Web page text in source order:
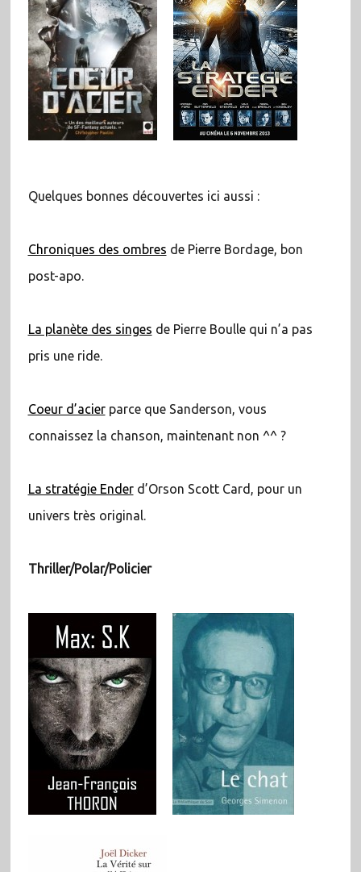
Quelques bonnes découvertes ici aussi :
Chroniques des ombres de Pierre Bordage, bon
post-apo.
La planète des singes de Pierre Boulle qui n’a pas
pris une ride.
Coeur d’acierparce que Sanderson, vous
connaissez la chanson, maintenant non ^^ ?
La stratégie Enderd’Orson Scott Card, pour un
univers très original.
Thriller/Polar/Policier